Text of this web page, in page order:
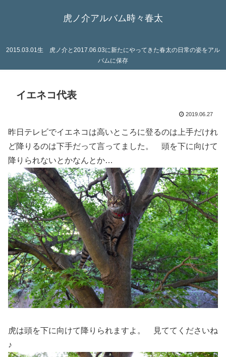
虎ノ介アルバム時々春太
2015.03.01生 虎ノ介と2017.06.03に新たにやってきた春太の日常の姿をアル
バムに保存
イエネコ代表
2019.06.27
昨日テレビでイエネコは高いところに登るのは上手だけれ
ど降りるのは下手だって言ってました。 頭を下に向けて
降りられないとかなんとか…
虎は頭を下に向けて降りられますよ。 見ててくださいね
♪